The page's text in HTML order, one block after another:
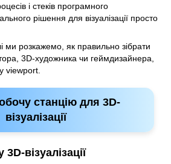
і стеків програмного
рішення для візуалізації просто
ми розкажемо, як правильно зібрати
3D-художника чи геймдизайнера,
viewport.
станцію для 3D-
візуалізації
візуалізації